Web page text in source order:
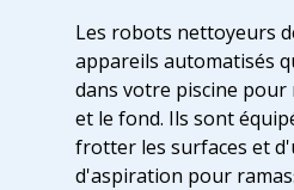
Les robots nettoyeurs
appareils automatisés
dans votre piscine
et le fond. Ils sont
frotter les surfaces et
d'aspiration pour